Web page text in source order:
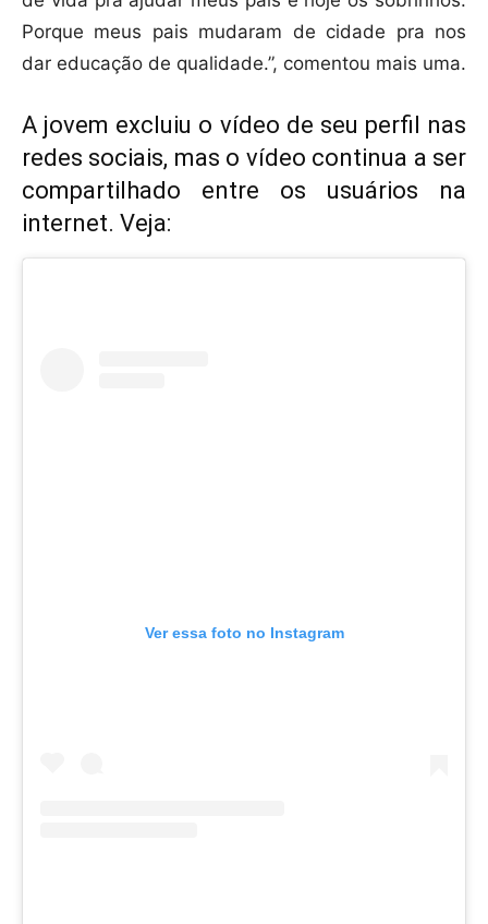
Porque meus pais mudaram de cidade pra nos
dar educação de qualidade.”, comentou mais uma.
A jovem excluiu o vídeo de seu perfil nas
redes sociais, mas o vídeo continua a ser
compartilhado entre os usuários na
internet. Veja:
Ver essa foto no Instagram